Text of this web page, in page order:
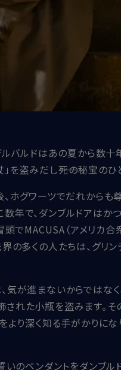
ルバルドはあの夏から数
を盗みだし――死の秘宝の
ホグワーツでだれから
年で、ダンブルドアは
でMACUSA（アメリカ
の多くの人たちは、グ
が進まないからではな
れた小瓶を盗みます。
り深く知る手がかりに
のペンダントをダンブル